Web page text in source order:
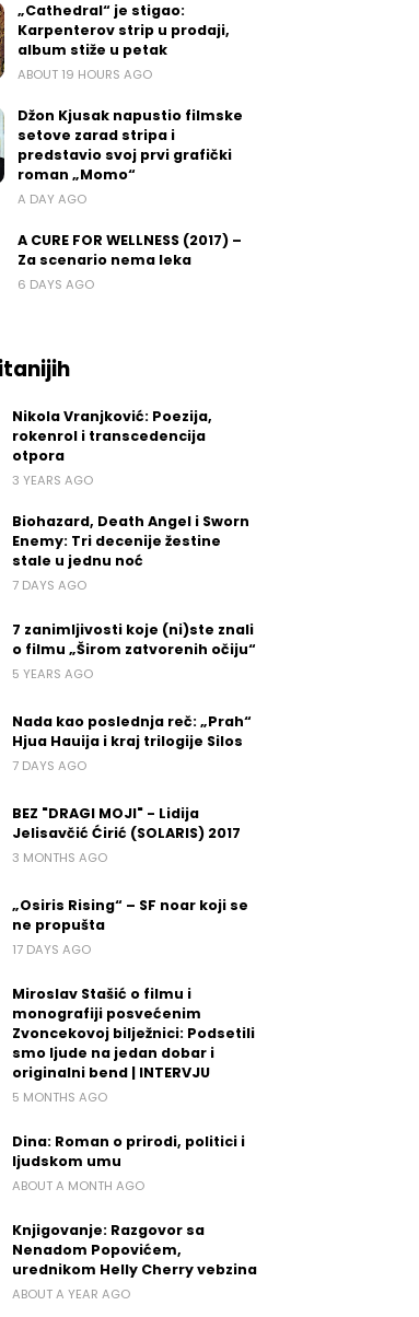
„Cathedral“ je stigao:
Karpenterov strip u prodaji,
album stiže u petak
ABOUT 19 HOURS AGO
Džon Kjusak napustio filmske
setove zarad stripa i
predstavio svoj prvi grafički
roman „Momo“
A DAY AGO
A CURE FOR WELLNESS (2017) –
Za scenario nema leka
6 DAYS AGO
Nikola Vranjković: Poezija,
rokenrol i transcedencija
otpora
3 YEARS AGO
Biohazard, Death Angel i Sworn
Enemy: Tri decenije žestine
stale u jednu noć
7 DAYS AGO
7 zanimljivosti koje (ni)ste znali
o filmu „Širom zatvorenih očiju“
5 YEARS AGO
Nada kao poslednja reč: „Prah“
Hjua Hauija i kraj trilogije Silos
7 DAYS AGO
BEZ "DRAGI MOJI" - Lidija
Jelisavčić Ćirić (SOLARIS) 2017
3 MONTHS AGO
„Osiris Rising“ – SF noar koji se
ne propušta
17 DAYS AGO
Miroslav Stašić o filmu i
monografiji posvećenim
Zvoncekovoj bilježnici: Podsetili
smo ljude na jedan dobar i
originalni bend | INTERVJU
5 MONTHS AGO
Dina: Roman o prirodi, politici i
ljudskom umu
ABOUT A MONTH AGO
Knjigovanje: Razgovor sa
Nenadom Popovićem,
urednikom Helly Cherry vebzina
ABOUT A YEAR AGO